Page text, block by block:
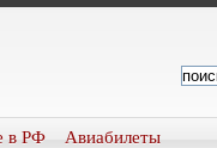
в РФ Авиабилеты